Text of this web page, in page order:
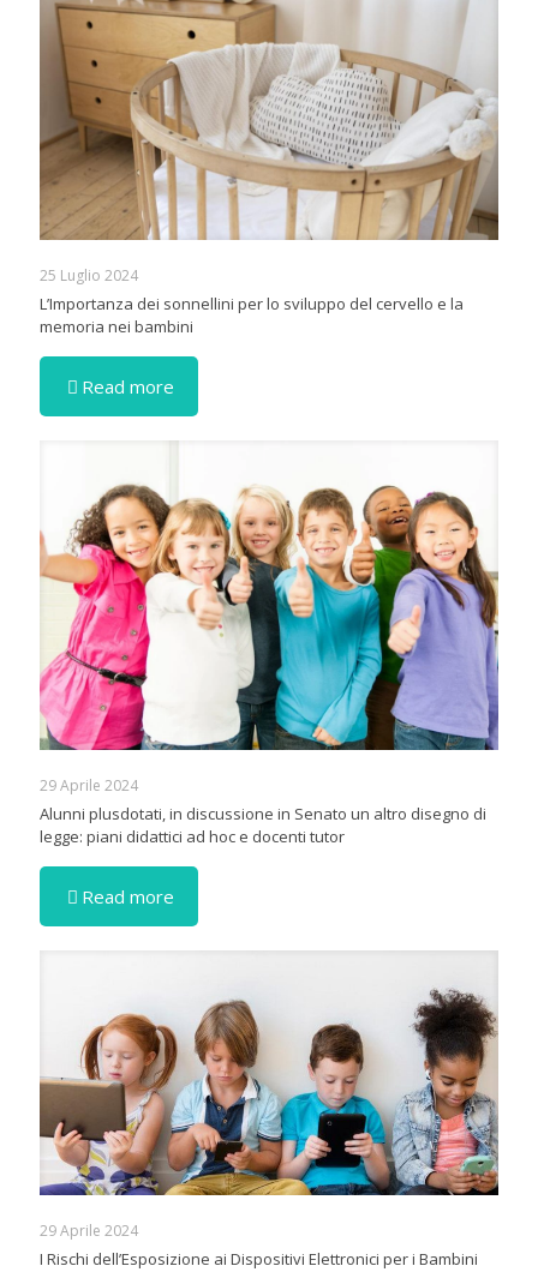
25 Luglio 2024
L’Importanza dei sonnellini per lo sviluppo del cervello e la
memoria nei bambini
Read more
29 Aprile 2024
Alunni plusdotati, in discussione in Senato un altro disegno di
legge: piani didattici ad hoc e docenti tutor
Read more
29 Aprile 2024
I Rischi dell’Esposizione ai Dispositivi Elettronici per i Bambini